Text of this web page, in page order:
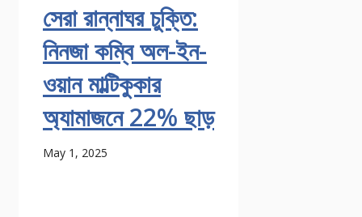
সেরা রান্নাঘর চুক্তি:
নিনজা কম্বি অল-ইন-
ওয়ান মাল্টিকুকার
অ্যামাজনে 22% ছাড়
May 1, 2025